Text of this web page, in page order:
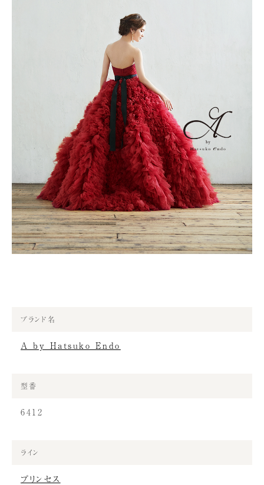
ブランド名
A by Hatsuko Endo
型番
6412
ライン
プリンセス